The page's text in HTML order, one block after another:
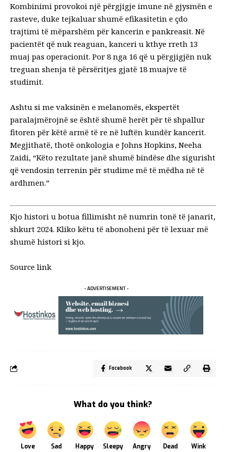
Kombinimi provokoi një përgjigje imune në gjysmën e
rasteve, duke tejkaluar shumë efikasitetin e çdo
trajtimi të mëparshëm për kancerin e pankreasit. Në
pacientët që nuk reaguan, kanceri u kthye rreth 13
muaj pas operacionit. Por 8 nga 16 që u përgjigjën nuk
treguan shenja të përsëritjes gjatë 18 muajve të
studimit.
Ashtu si me vaksinën e melanomës, ekspertët
paralajmërojnë se është shumë herët për të shpallur
fitoren për këtë armë të re në luftën kundër kancerit.
Megjithatë, thotë onkologia e Johns Hopkins, Neeha
Zaidi, “Këto rezultate janë shumë bindëse dhe sigurisht
që vendosin terrenin për studime më të mëdha në të
ardhmen.”
Kjo histori u botua fillimisht në numrin tonë të janarit,
shkurt 2024. Kliko këtu të abonoheni për të lexuar më
shumë histori si kjo.
Source link
- ADVERTISEMENT -
Facebook
What do you think?
Love Sad Happy Sleepy Angry Dead Wink